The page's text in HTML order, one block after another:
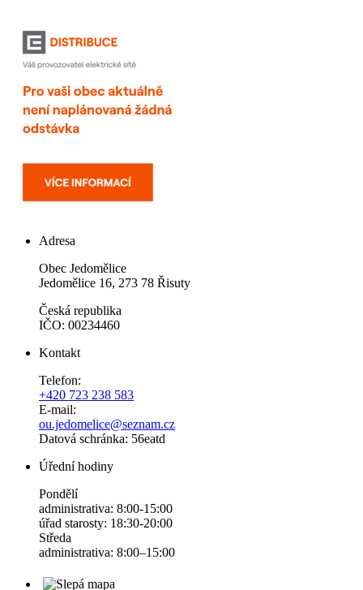
Adresa
Obec Jedomělice
Jedomělice 16, 273 78 Řisuty
Česká republika
IČO: 00234460
Kontakt
Telefon:
+420 723 238 583
E-mail:
ou.jedomelice@seznam.cz
Datová schránka: 56eatd
Úřední hodiny
Pondělí
administrativa: 8:00-15:00
úřad starosty: 18:30-20:00
Středa
administrativa: 8:00–15:00